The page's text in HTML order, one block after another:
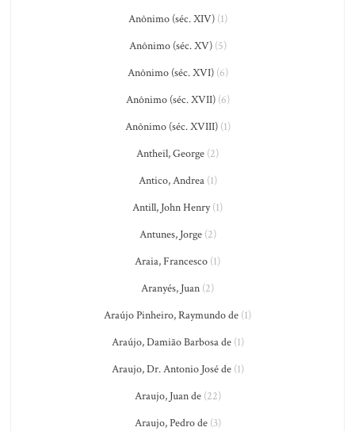
Anônimo (séc. XIV)(1)
Anônimo (séc. XV)(5)
Anônimo (séc. XVI)(6)
Anônimo (séc. XVII)(6)
Anônimo (séc. XVIII)(1)
Antheil, George (2)
Antico, Andrea(1)
Antill, John Henry(1)
Antunes, Jorge(2)
Araia, Francesco (1)
Aranyés, Juan (2)
Araújo Pinheiro, Raymundo de (1)
Araújo, Damião Barbosa de(1)
Araujo, Dr. Antonio José de(1)
Araujo, Juan de(22)
Araujo, Pedro de(3)